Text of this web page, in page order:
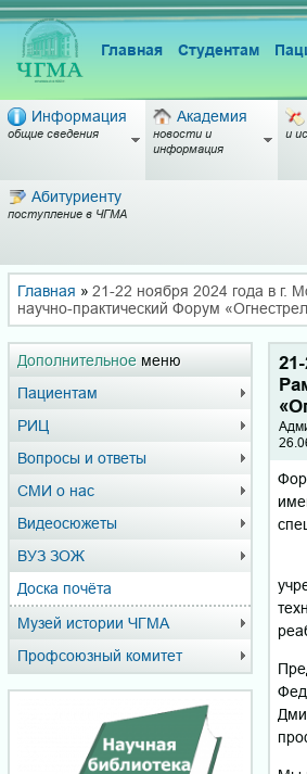
Главная Студентам
Информация
общие сведения
Академия
новости и
информация
и
Абитуриенту
поступление в ЧГМА
Главная » 21-22 ноября 2024 года в г.
научно-практический Форум
Дополнительное меню
Пациентам
РИЦ
Вопросы и ответы
СМИ о нас
Видеосюжеты
ВУЗ ЗОЖ
Доска почёта
Музей истории ЧГМА
Профсоюзный комитет